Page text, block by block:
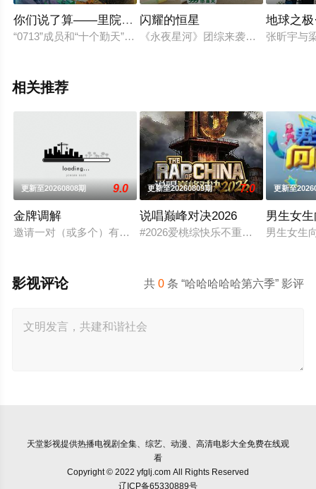
你们说了算——里院来福战
“0713”成员和“十个勤天”成员，每周末入住青岛里院，用“不争不
闪耀的恒星
《永夜星河》团综来袭，竹林四侠
地球之
张昕宇与
相关推荐
更新至20260808期 9.0
金牌调解
邀请一对（或多个）有矛盾的当事人进入演播室，主持人和人民
更新至20260809期 7.0
说唱巅峰对决2026
#2026爱桃综快乐不重样# #说唱十周
更新至
男生女
男生女生
共0 条 “哈哈哈哈哈第六季” 影评
影视评论
天堂影视提供热播电视剧全集、综艺、动漫、高清电影大全免费在线观
看
Copyright © 2022 yfglj.com All Rights Reserved
辽ICP备65330889号